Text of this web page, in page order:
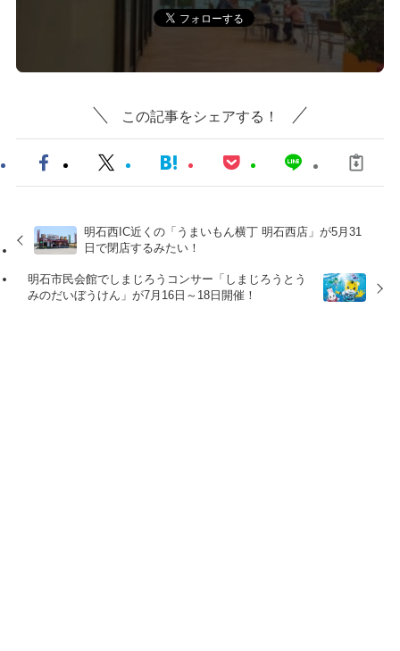
この記事をシェアする！
明石西IC近くの「うまいもん横丁 明石西店」が5月31
日で閉店するみたい！
明石市民会館でしまじろうコンサー「しまじろうとう
みのだいぼうけん」が7月16日～18日開催！